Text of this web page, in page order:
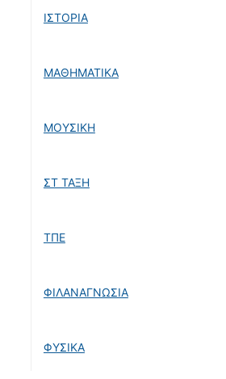
ΙΣΤΟΡΙΑ
ΜΑΘΗΜΑΤΙΚΑ
ΜΟΥΣΙΚΗ
ΣΤ ΤΑΞΗ
ΤΠΕ
ΦΙΛΑΝΑΓΝΩΣΙΑ
ΦΥΣΙΚΑ